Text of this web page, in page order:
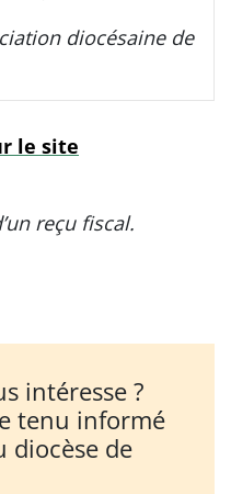
diocésaine de
le site
reçu fiscal.
intéresse ?
tenu informé
diocèse de